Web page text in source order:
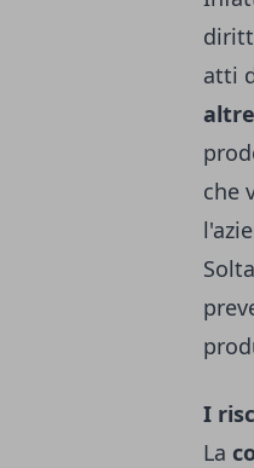
atti
che
I
La